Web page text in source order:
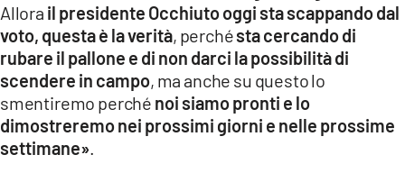
Allora il presidente Occhiuto oggi sta scappando dal
voto, questa è la verità, perchésta cercando di
rubare il pallone e di non darci la possibilità di
scendere in campo, ma anche su questo lo
smentiremo perché noi siamo pronti e lo
dimostreremo nei prossimi giorni e nelle prossime
settimane».